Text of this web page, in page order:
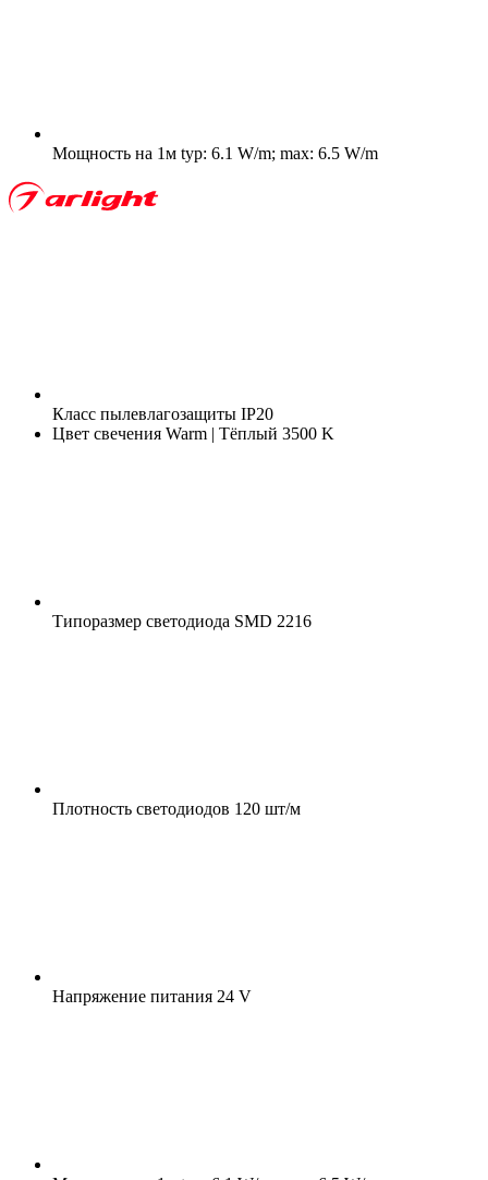
Мощность на 1м typ: 6.1 W/m; max: 6.5 W/m
Класс пылевлагозащиты IP20
Цвет свечения Warm | Тёплый 3500 K
Типоразмер светодиода SMD 2216
Плотность светодиодов 120 шт/м
Напряжение питания 24 V